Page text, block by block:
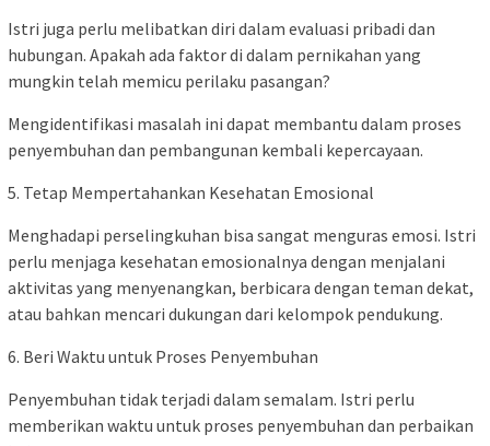
Istri juga perlu melibatkan diri dalam evaluasi pribadi dan
hubungan. Apakah ada faktor di dalam pernikahan yang
mungkin telah memicu perilaku pasangan?
Mengidentifikasi masalah ini dapat membantu dalam proses
penyembuhan dan pembangunan kembali kepercayaan.
5. Tetap Mempertahankan Kesehatan Emosional
Menghadapi perselingkuhan bisa sangat menguras emosi. Istri
perlu menjaga kesehatan emosionalnya dengan menjalani
aktivitas yang menyenangkan, berbicara dengan teman dekat,
atau bahkan mencari dukungan dari kelompok pendukung.
6. Beri Waktu untuk Proses Penyembuhan
Penyembuhan tidak terjadi dalam semalam. Istri perlu
memberikan waktu untuk proses penyembuhan dan perbaikan